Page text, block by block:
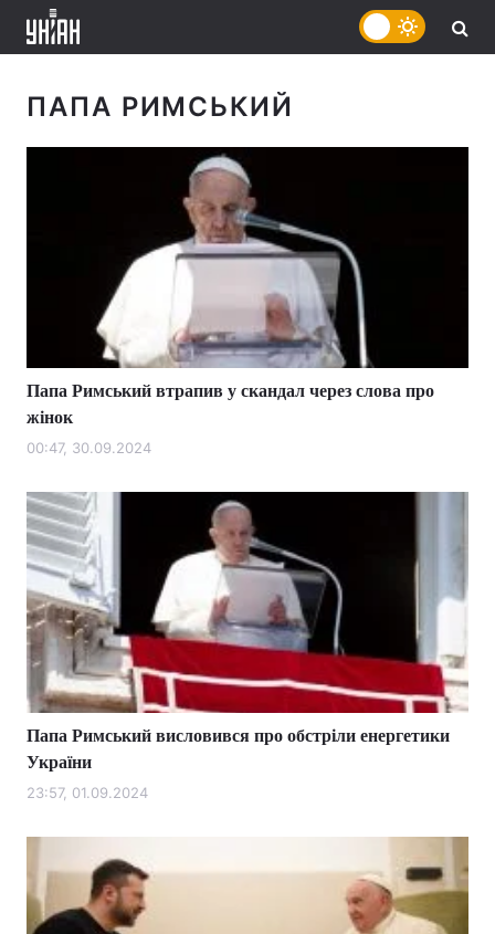
ПАПА РИМСЬКИЙ
Папа Римський втрапив у скандал через слова про
жінок
00:47, 30.09.2024
Папа Римський висловився про обстріли енергетики
України
23:57, 01.09.2024